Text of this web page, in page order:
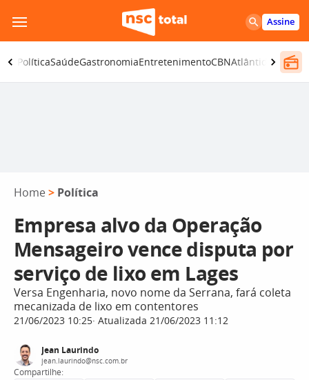
para
o
conteúdo
Assine
PolíticaSaúdeGastronomiaEntretenimentoCBNAtlântida SC
Home > Política
Empresa alvo da Operação
Mensageiro vence disputa por
serviço de lixo em Lages
Versa Engenharia, novo nome da Serrana, fará coleta
mecanizada de lixo em contentores
21/06/2023 10:25 Atualizada 21/06/2023 11:12
Jean Laurindo
jean.laurindo@nsc.com.br
Compartilhe: